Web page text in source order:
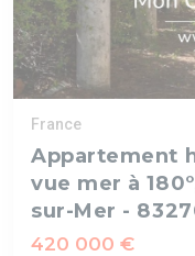
France
Appartement
vue mer à
sur-Mer -
420 000 €